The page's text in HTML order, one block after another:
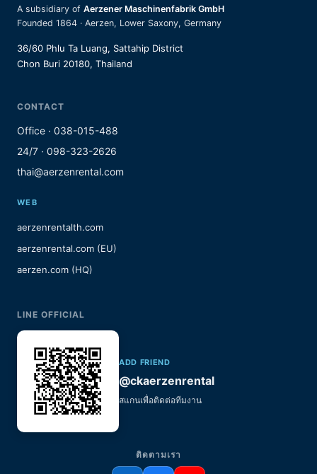
A subsidiary of Aerzener Maschinenfabrik GmbH
Founded 1864 · Aerzen, Lower Saxony, Germany
36/60 Phlu Ta Luang, Sattahip District
Chon Buri 20180, Thailand
CONTACT
Office · 038-015-488
24/7 · 098-323-2626
thai@aerzenrental.com
WEB
aerzenrentalth.com
aerzenrental.com (EU)
aerzen.com (HQ)
LINE OFFICIAL
ADD FRIEND
@ckaerzenrental
สแกนเพื่อติดต่อทีมงาน
ติดตามเรา